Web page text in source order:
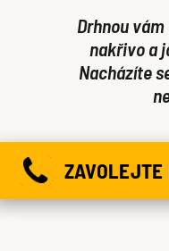
Drhnou
nakřivo a
Nacházíte